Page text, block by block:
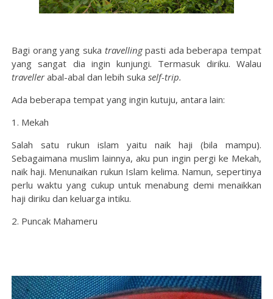
Bagi orang yang suka travellingpasti ada beberapa tempat
yang sangat dia ingin kunjungi. Termasuk diriku. Walau
travellerabal-abal dan lebih suka self-trip.
Ada beberapa tempat yang ingin kutuju, antara lain:
1. Mekah
Salah satu rukun islam yaitu naik haji (bila mampu).
Sebagaimana muslim lainnya, aku pun ingin pergi ke Mekah,
naik haji. Menunaikan rukun Islam kelima. Namun, sepertinya
perlu waktu yang cukup untuk menabung demi menaikkan
haji diriku dan keluarga intiku.
2. Puncak Mahameru